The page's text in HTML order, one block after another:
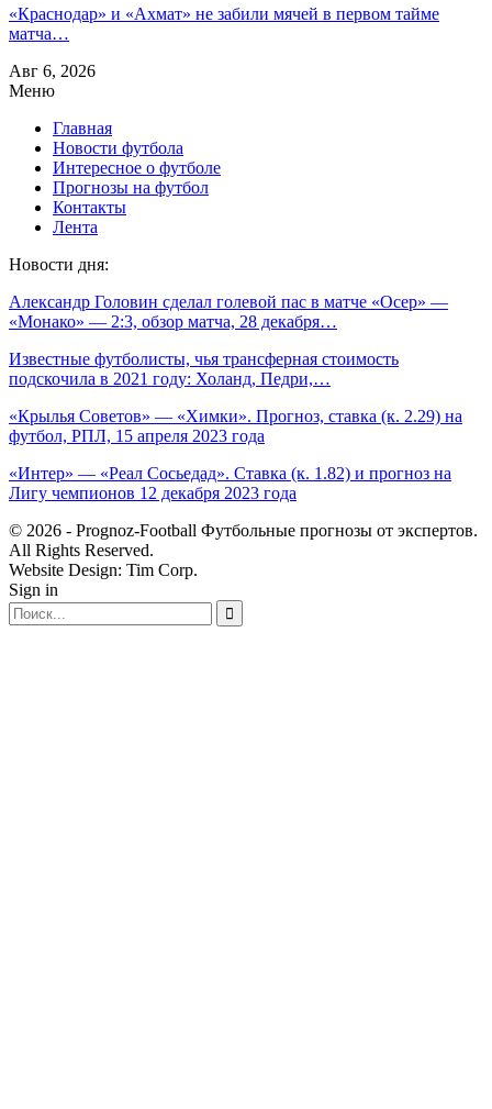
«Краснодар» и «Ахмат» не забили мячей в первом тайме
матча…
Авг 6, 2026
Меню
Главная
Новости футбола
Интересное о футболе
Прогнозы на футбол
Контакты
Лента
Новости дня:
Александр Головин сделал голевой пас в матче «Осер» —
«Монако» — 2:3, обзор матча, 28 декабря…
Известные футболисты, чья трансферная стоимость
подскочила в 2021 году: Холанд, Педри,…
«Крылья Советов» — «Химки». Прогноз, ставка (к. 2.29) на
футбол, РПЛ, 15 апреля 2023 года
«Интер» — «Реал Сосьедад». Ставка (к. 1.82) и прогноз на
Лигу чемпионов 12 декабря 2023 года
© 2026 - Prognoz-Football Футбольные прогнозы от экспертов.
All Rights Reserved.
Website Design: Tim Corp.
Sign in